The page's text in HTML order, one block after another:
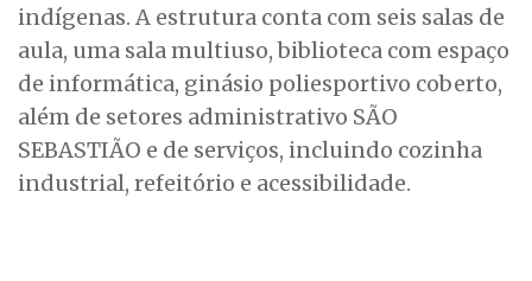
indígenas. A estrutura conta com seis salas de
aula, uma sala multiuso, biblioteca com espaço
de informática, ginásio poliesportivo coberto,
além de setores administrativo SÃO
SEBASTIÃO e de serviços, incluindo cozinha
industrial, refeitório e acessibilidade.